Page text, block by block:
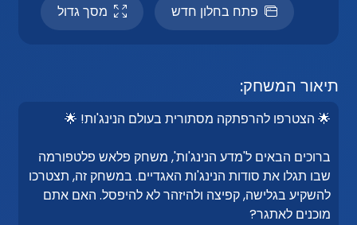
פתח בחלון חדש מסך גדול
תיאור המשחק:
🌟 הצטרפו להרפתקה מסתורית בעולם הנינג'ות! 🌟
ברוכים הבאים ל'מדע הנינג'ות', משחק פלאש פלטפורמה
שבו תגלו את סודות הנינג'ות האגדיים. במשחק זה, תצטרכו
להשקיע בגלישה, קפיצה ולהיזהר לא להיפסל. האם אתם
מוכנים לאתגר?